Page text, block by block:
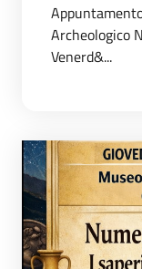
Archeologico
Venerd&...